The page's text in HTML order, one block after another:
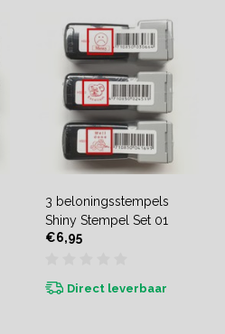
3 beloningsstempels
Shiny Stempel Set 01
€6,95
Direct leverbaar